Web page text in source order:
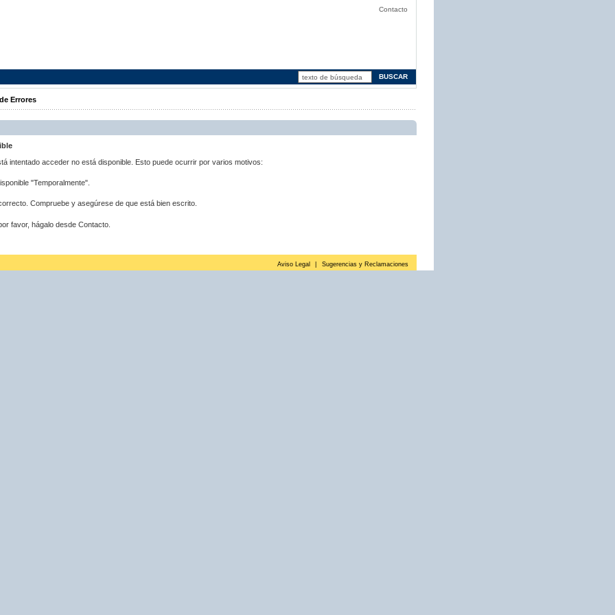
Contacto
Errores
intentado acceder no está disponible. Esto puede ocurrir por varios motivos:
"Temporalmente".
Compruebe y asegúrese de que está bien escrito.
favor, hágalo desde Contacto.
Aviso Legal Sugerencias y Reclamaciones